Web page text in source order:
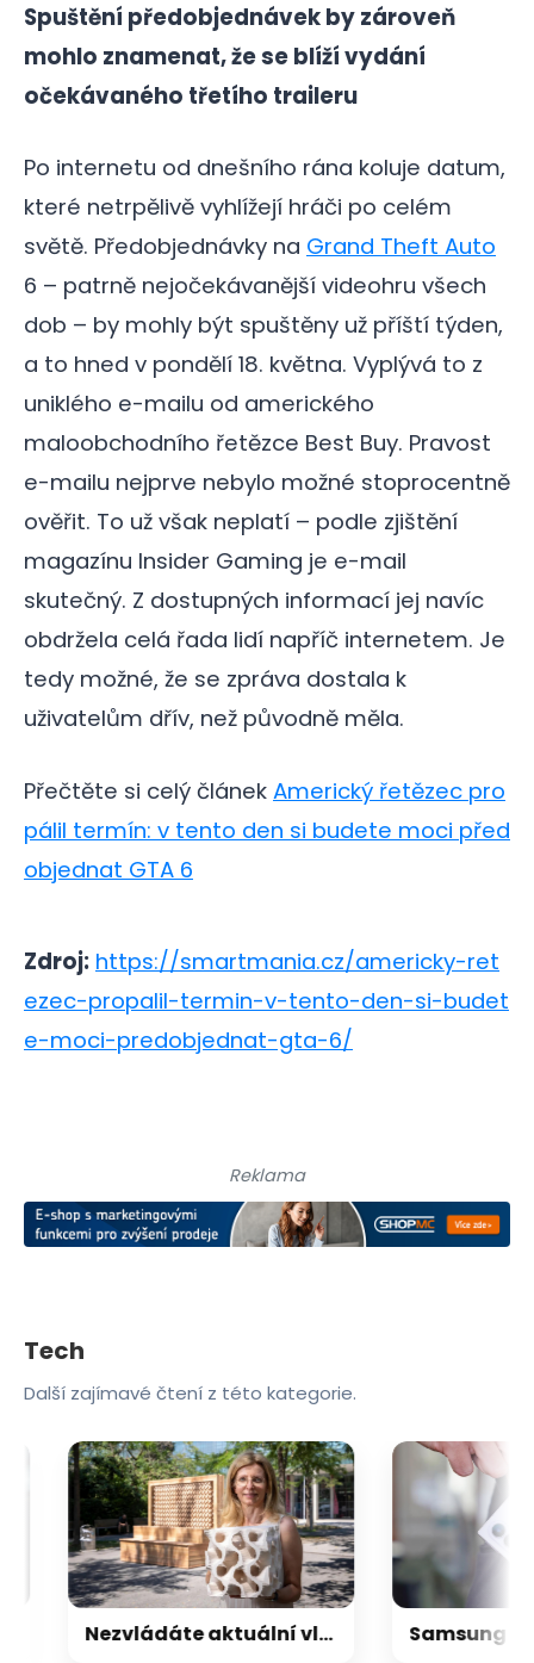
Spuštění předobjednávek by zároveň
mohlo znamenat, že se blíží vydání
očekávaného třetího traileru
Po internetu od dnešního rána koluje datum,
které netrpělivě vyhlížejí hráči po celém
světě. Předobjednávky na Grand Theft Auto
6 – patrně nejočekávanější videohru všech
dob – by mohly být spuštěny už příští týden,
a to hned v pondělí 18. května. Vyplývá to z
uniklého e-mailu od amerického
maloobchodního řetězce Best Buy. Pravost
e-mailu nejprve nebylo možné stoprocentně
ověřit. To už však neplatí – podle zjištění
magazínu Insider Gaming je e-mail
skutečný. Z dostupných informací jej navíc
obdržela celá řada lidí napříč internetem. Je
tedy možné, že se zpráva dostala k
uživatelům dřív, než původně měla.
Přečtěte si celý článek Americký řetězec pro
pálil termín: v tento den si budete moci před
objednat GTA 6
Zdroj: https://smartmania.cz/americky-ret
ezec-propalil-termin-v-tento-den-si-budet
e-moci-predobjednat-gta-6/
Reklama
Tech
Další zajímavé čtení z této kategorie.
Nezvládáte aktuální vlnu veder? Vědci z Rakouska přišli s elegantním řešením chlazení vzduchu